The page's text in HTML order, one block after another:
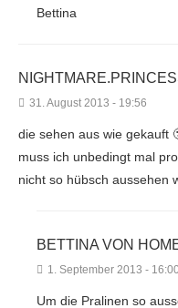
Bettina
31. August 2013 - 19:56
die sehen aus wie gekauft
muss ich unbedingt mal
nicht so hübsch aussehen
BETTINA VON
1. September 2013 - 16:00
Um die Pralinen so